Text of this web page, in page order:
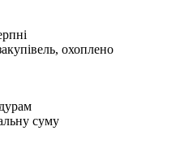
охоплено
суму